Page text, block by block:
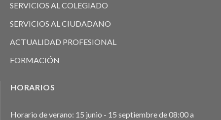
SERVICIOS AL COLEGIADO
SERVICIOS AL CIUDADANO
ACTUALIDAD PROFESIONAL
FORMACIÓN
HORARIOS
Horario de verano: 15 junio - 15 septiembre de 08:00 a